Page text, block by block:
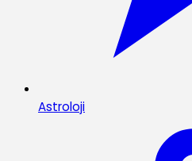
Astroloji